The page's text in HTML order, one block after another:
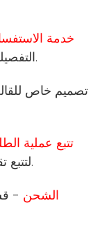
3 خدمة
التفصيلية وقائمة الأسعار والصورة والشهادة.
5 تتبع عملية
لتتبع تقدم الإنتاج والاختبار والتعبئة والتخزين.
6 الشحن -